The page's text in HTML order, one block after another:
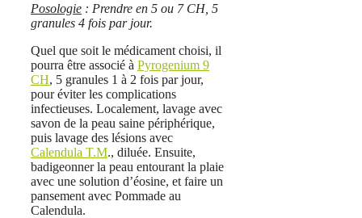
Posologie : Prendre en 5 ou 7 CH, 5
granules 4 fois par jour.
Quel que soit le médicament choisi, il
pourra être associé à Pyrogenium 9
CH, 5 granules 1 à 2 fois par jour,
pour éviter les complications
infectieuses. Localement, lavage avec
savon de la peau saine périphérique,
puis lavage des lésions avec
Calendula T.M., diluée. Ensuite,
badigeonner la peau entourant la plaie
avec une solution d’éosine, et faire un
pansement avec Pommade au
Calendula.